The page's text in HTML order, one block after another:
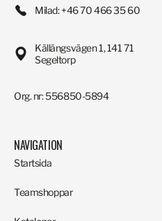
Milad: +46 70 466 35 60
Källängsvägen 1, 141 71
Segeltorp
Org. nr: 556850-5894
NAVIGATION
Startsida
Teamshoppar